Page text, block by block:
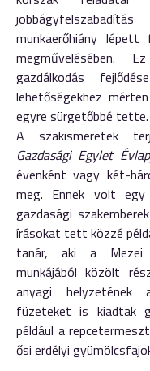
munkaerőhiány
megművelésében.
gazdálkodás
lehetőségekhez
egyre sürgetőbbé tette.
A szakismeretek
Gazdasági Egylet
évenként vagy két-
meg. Ennek volt egy
gazdasági
írásokat tett közzé
tanár, aki a Mezei
munkájából közölt
anyagi helyzetének
füzeteket is kiadtak
például a
ősi erdélyi